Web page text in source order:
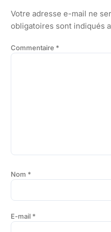
Votre adresse e-mail ne
obligatoires sont indiqués
Commentaire *
Nom *
E-mail *